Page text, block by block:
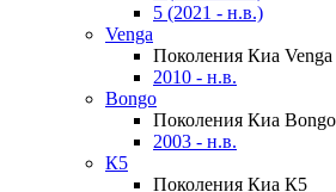
5 (2021 - н.в.)
Venga
Поколения Киа Venga
2010 - н.в.
Bongo
Поколения Киа Bongo
2003 - н.в.
К5
Поколения Киа К5